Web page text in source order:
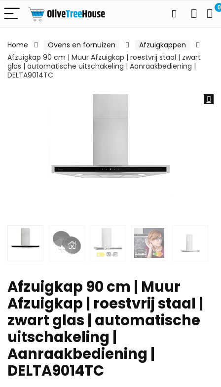
0
Home Ovens en fornuizen
Afzuigkappen
Afzuigkap 90 cm | Muur Afzuigkap | roestvrij staal | zwart
glas | automatische uitschakeling | Aanraakbediening |
DELTA9014TC
Afzuigkap 90 cm | Muur
Afzuigkap | roestvrij staal |
zwart glas | automatische
uitschakeling |
Aanraakbediening |
DELTA9014TC